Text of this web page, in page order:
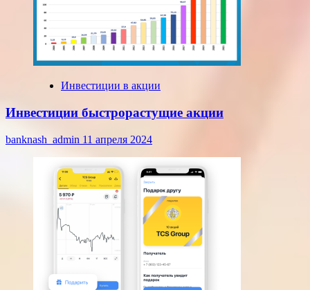
Инвестиции в акции
Инвестиции быстрорастущие акции
banknash_admin 11 апреля 2024